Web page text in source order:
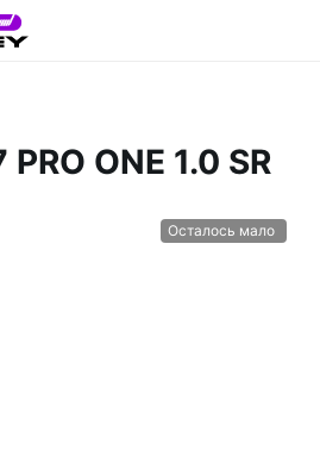
ONE 1.0 SR
Осталось мало